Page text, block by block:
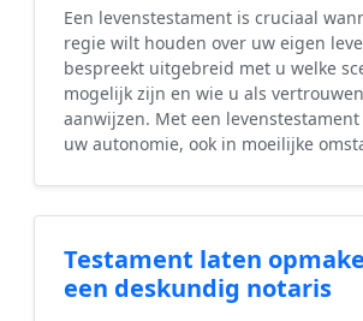
Een levenstestament is cruciaal
regie wilt houden over uw eigen
bespreekt uitgebreid met u welke
mogelijk zijn en wie u als
aanwijzen. Met een
uw autonomie, ook in moeilijke
Testament laten
een deskundig notaris